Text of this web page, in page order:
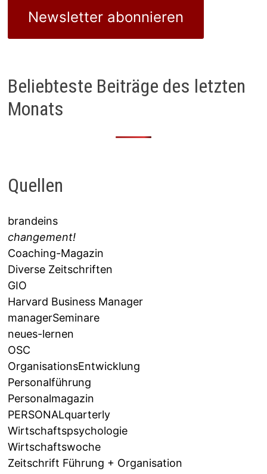
Newsletter abonnieren
Beliebteste Beiträge des letzten
Monats
Quellen
brandeins
changement!
Coaching-Magazin
Diverse Zeitschriften
GIO
Harvard Business Manager
managerSeminare
neues-lernen
OSC
OrganisationsEntwicklung
Personalführung
Personalmagazin
PERSONALquarterly
Wirtschaftspsychologie
Wirtschaftswoche
Zeitschrift Führung + Organisation